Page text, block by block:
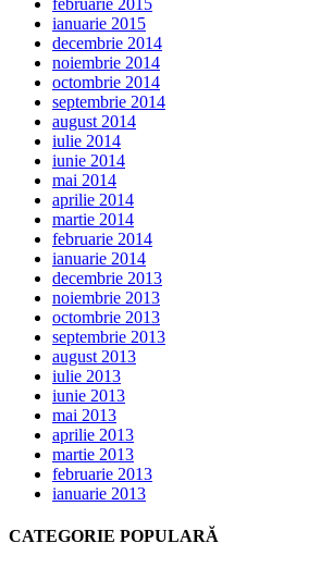
februarie 2015
ianuarie 2015
decembrie 2014
noiembrie 2014
octombrie 2014
septembrie 2014
august 2014
iulie 2014
iunie 2014
mai 2014
aprilie 2014
martie 2014
februarie 2014
ianuarie 2014
decembrie 2013
noiembrie 2013
octombrie 2013
septembrie 2013
august 2013
iulie 2013
iunie 2013
mai 2013
aprilie 2013
martie 2013
februarie 2013
ianuarie 2013
CATEGORIE POPULARĂ